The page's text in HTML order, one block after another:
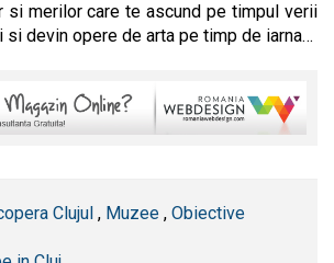
si merilor care te ascund pe timpul verii
si devin opere de arta pe timp de iarna…
Clujul , Muzee , Obiective